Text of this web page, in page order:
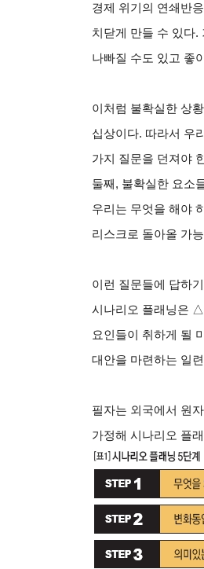
경제 위기의 연쇄반
치닫게 만들 수 있다.
나빠질 수도 있고 좋
이처럼 불확실한 상
십상이다. 따라서 우
가지 질문을 던져야
둘째, 불확실한 요소
우리는 무엇을 해야
리스크로 돌아올 가
이런 질문들에 답하
시나리오 플래닝은
요인들이 취하게 될
대안을 마련하는 일
필자는 외국에서 원
가정해 시나리오 플